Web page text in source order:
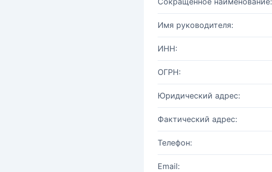
Имя руководителя:
ИНН:
ОГРН:
Юридический адрес:
Фактический адрес:
Телефон:
Email: